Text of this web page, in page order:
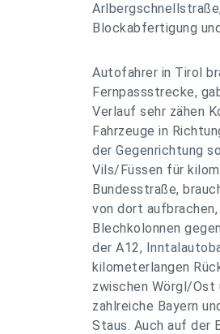
Blockabfertigung
Autofahrer in Tirol
Fernpassstrecke,
Verlauf sehr zähen
Fahrzeuge in
der Gegenrichtung
Vils/Füssen für
Bundesstraße,
von dort aufbrachen,
Blechkolonnen
der A12,
kilometerlangen
zwischen Wörgl/
zahlreiche Bayern
Staus. Auch auf der